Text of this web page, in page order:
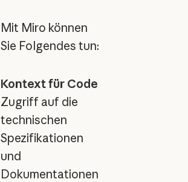
Mit Miro können
Sie Folgendes tun:
Kontext für Code
Zugriff auf die
technischen
Spezifikationen
und
Dokumentationen